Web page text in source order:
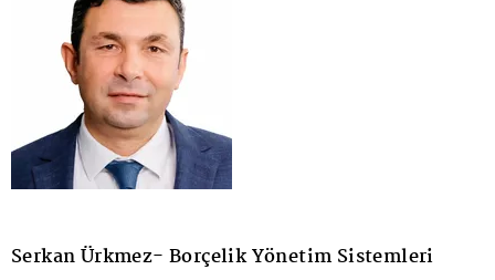
Serkan Ürkmez- Borçelik Yönetim Sistemleri